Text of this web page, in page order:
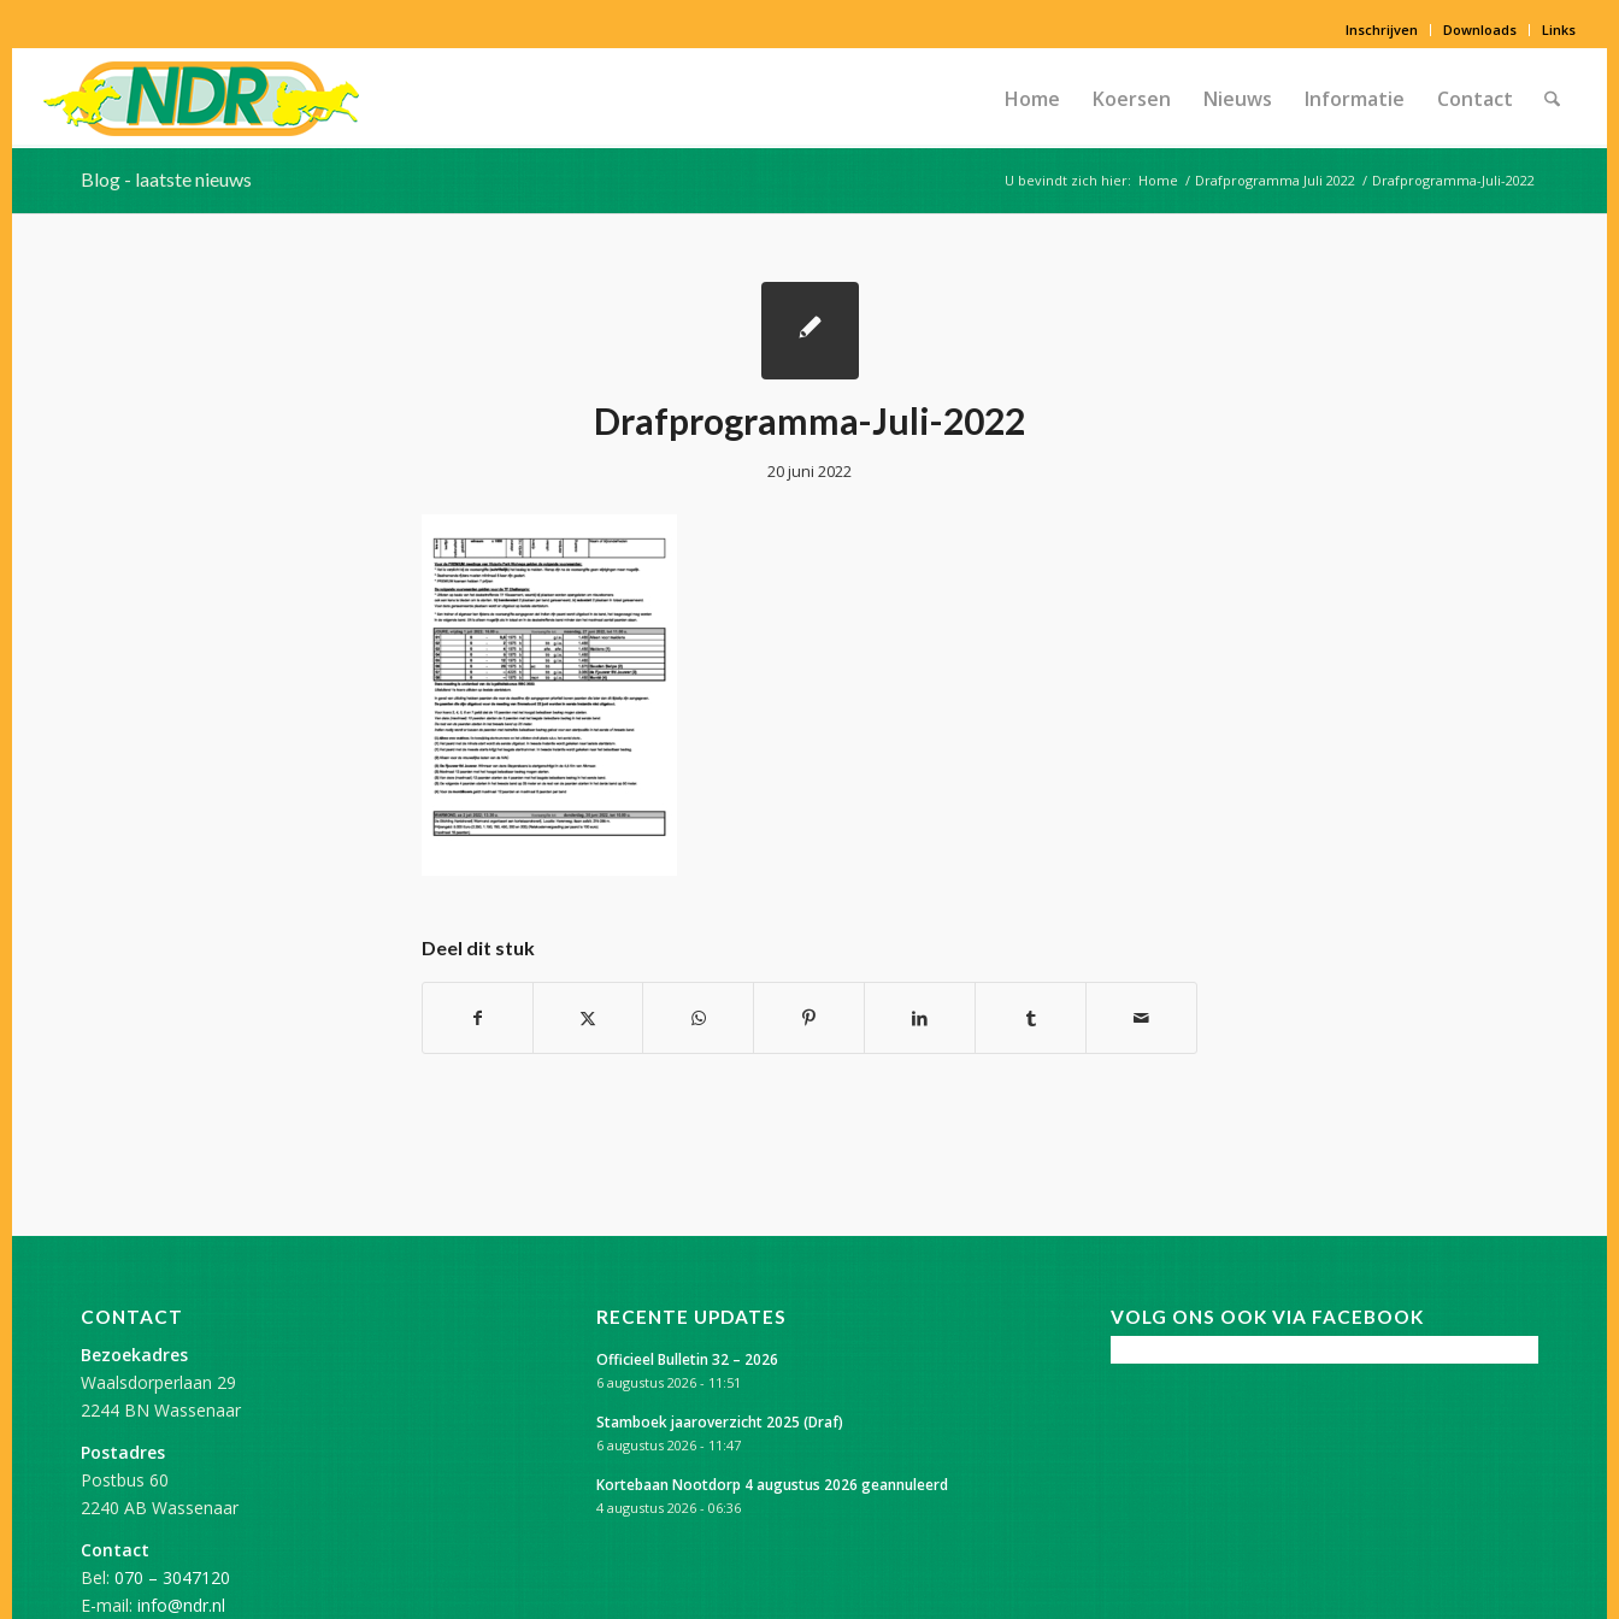
Inschrijven Downloads Links
Home Koersen Nieuws Informatie Contact
Blog - laatste nieuws U bevindt zich hier: Home / Drafprogramma Juli 2022 / Drafprogramma-Juli-2022
Drafprogramma-Juli-2022
20 juni 2022
Deel dit stuk
CONTACT
Bezoekadres
Waalsdorperlaan 29
2244 BN Wassenaar
Postadres
Postbus 60
2240 AB Wassenaar
Contact
Bel: 070 – 3047120
E-mail: info@ndr.nl
RECENTE UPDATES
Officieel Bulletin 32 – 2026
6 augustus 2026 - 11:51
Stamboek jaaroverzicht 2025 (Draf)
6 augustus 2026 - 11:47
Kortebaan Nootdorp 4 augustus 2026 geannuleerd
4 augustus 2026 - 06:36
VOLG ONS OOK VIA FACEBOOK